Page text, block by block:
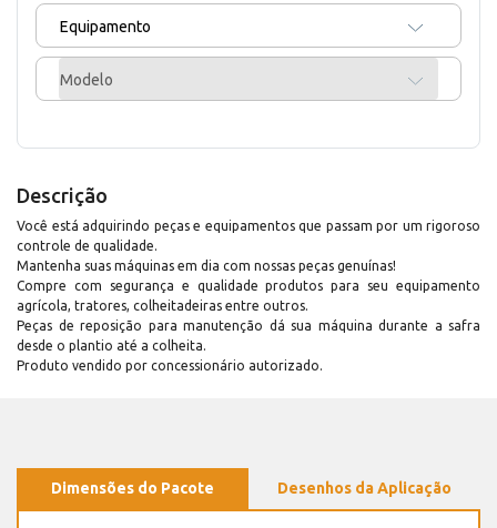
Equipamento
Modelo
Descrição
Você está adquirindo peças e equipamentos que passam por um rigoroso
controle de qualidade.
Mantenha suas máquinas em dia com nossas peças genuínas!
Compre com segurança e qualidade produtos para seu equipamento
agrícola, tratores, colheitadeiras entre outros.
Peças de reposição para manutenção dá sua máquina durante a safra
desde o plantio até a colheita.
Produto vendido por concessionário autorizado.
Dimensões do Pacote Desenhos da Aplicação